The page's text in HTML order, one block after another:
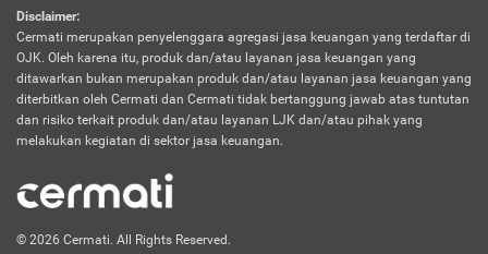
Disclaimer:
Cermati merupakan penyelenggara agregasi jasa keuangan yang terdaftar di
OJK. Oleh karena itu, produk dan/atau layanan jasa keuangan yang
ditawarkan bukan merupakan produk dan/atau layanan jasa keuangan yang
diterbitkan oleh Cermati dan Cermati tidak bertanggung jawab atas tuntutan
dan risiko terkait produk dan/atau layanan LJK dan/atau pihak yang
melakukan kegiatan di sektor jasa keuangan.
© 2026 Cermati. All Rights Reserved.